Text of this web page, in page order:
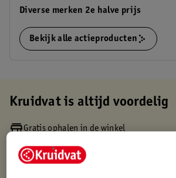
Diverse merken 2e halve prijs
Bekijk alle actieproducten
Kruidvat is altijd voordelig
Gratis ophalen in de winkel
Gratis thuisbezorgd vanaf 50.00